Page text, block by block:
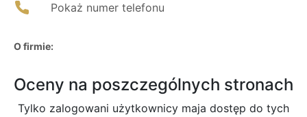
Pokaż numer telefonu
O firmie:
Oceny na poszczególnych stronach
Tylko zalogowani użytkownicy maja dostęp do tych